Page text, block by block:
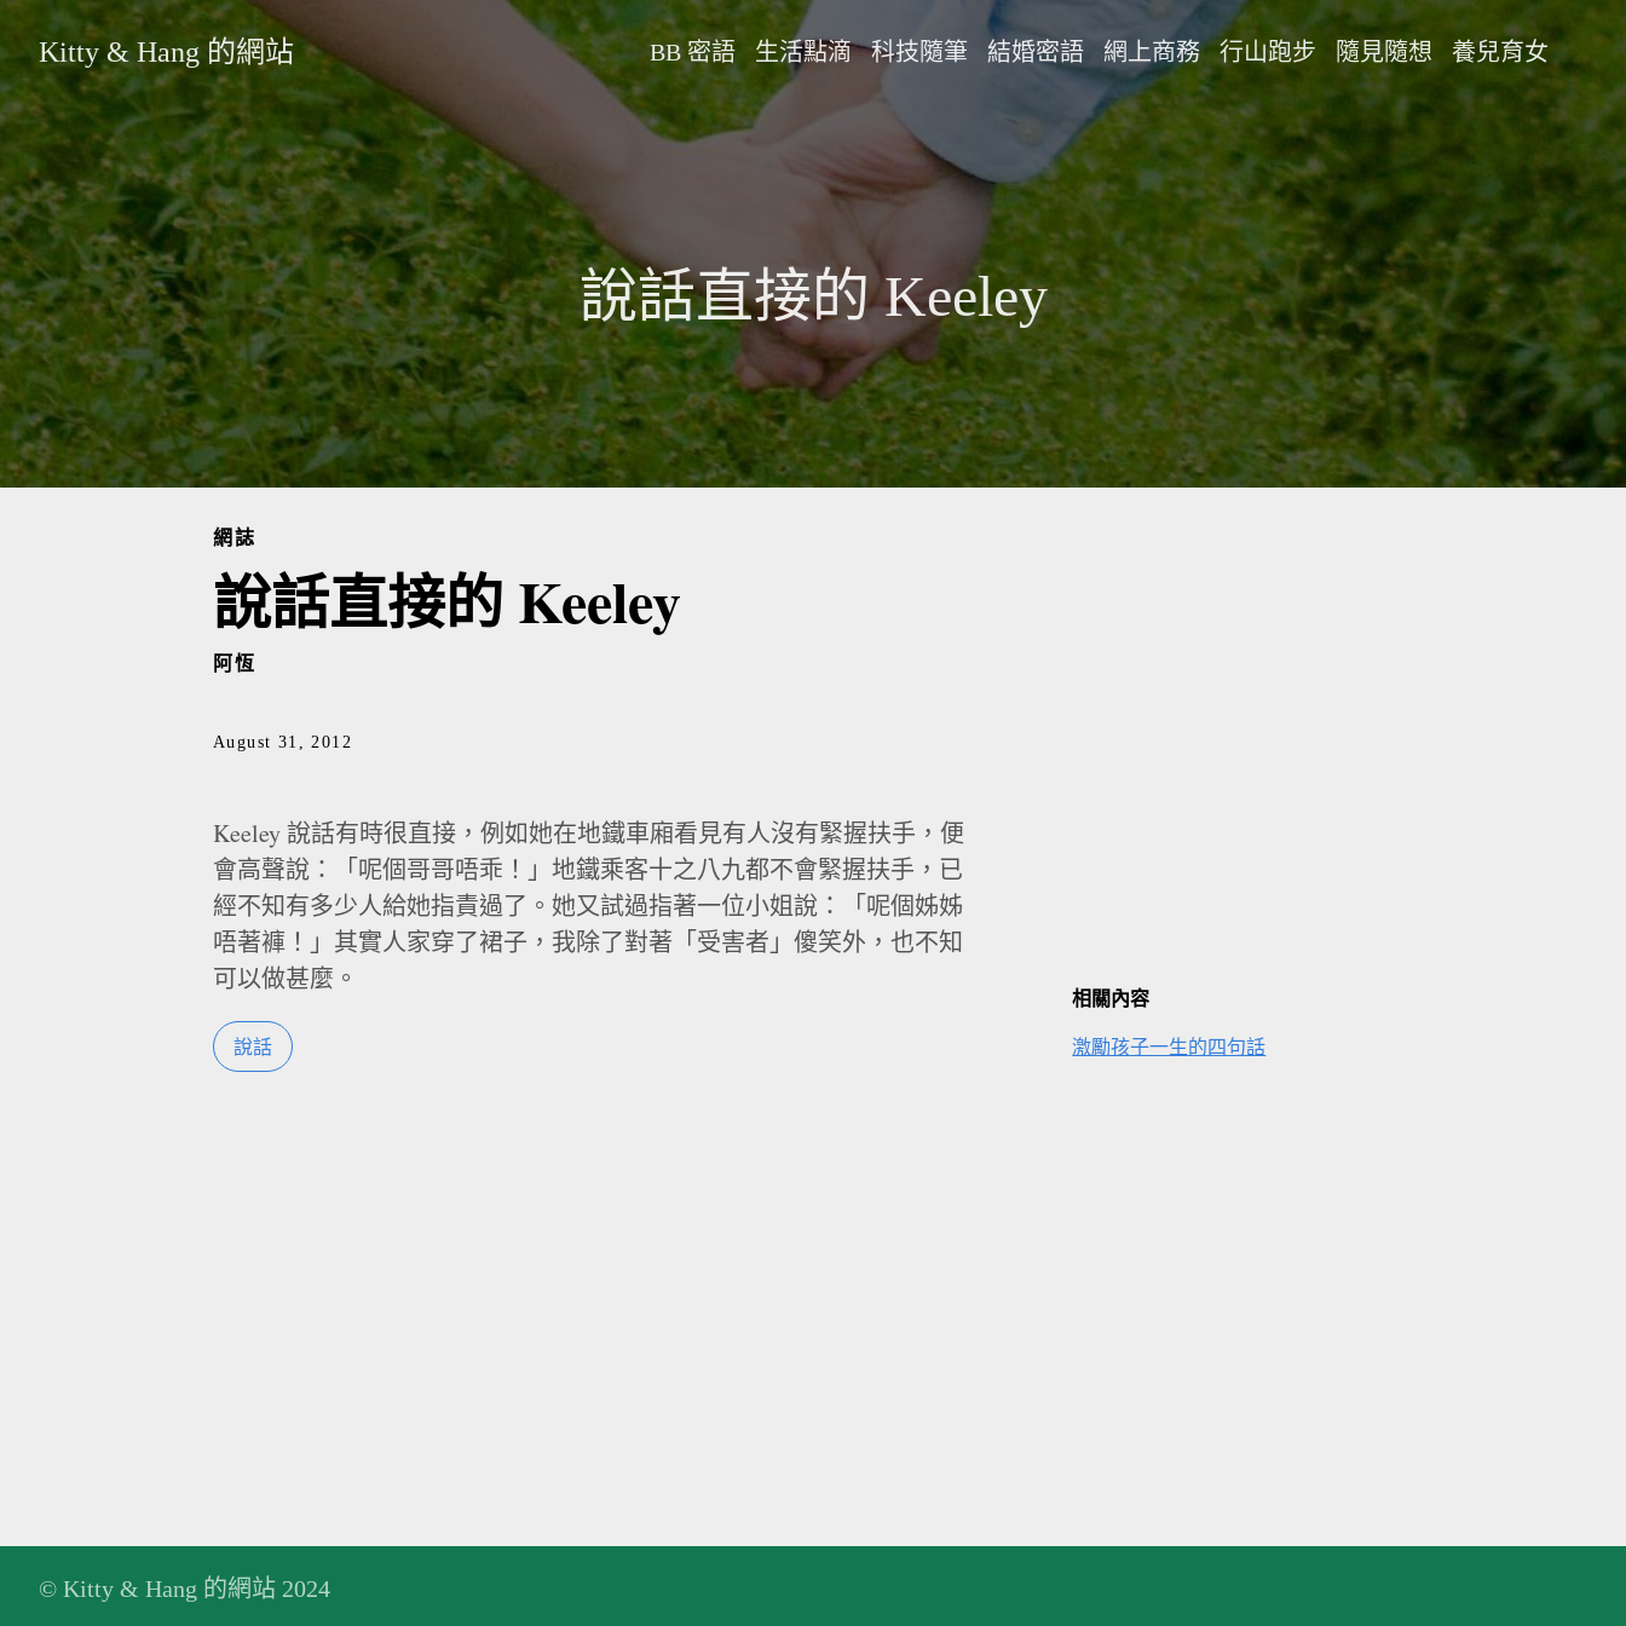
Kitty & Hang 的網站 BB 密語 生活點滴 科技隨筆 結婚密語 網上商務 行山跑步 隨見隨想 養兒育女
說話直接的 Keeley
網誌
說話直接的 Keeley
阿恆
August 31, 2012
Keeley 說話有時很直接，例如她在地鐵車廂看見有人沒有緊握扶手，便
會高聲說：「呢個哥哥唔乖！」地鐵乘客十之八九都不會緊握扶手，已
經不知有多少人給她指責過了。她又試過指著一位小姐說：「呢個姊姊
唔著褲！」其實人家穿了裙子，我除了對著「受害者」傻笑外，也不知
可以做甚麼。
說話
相關內容
激勵孩子一生的四句話
© Kitty & Hang 的網站 2024